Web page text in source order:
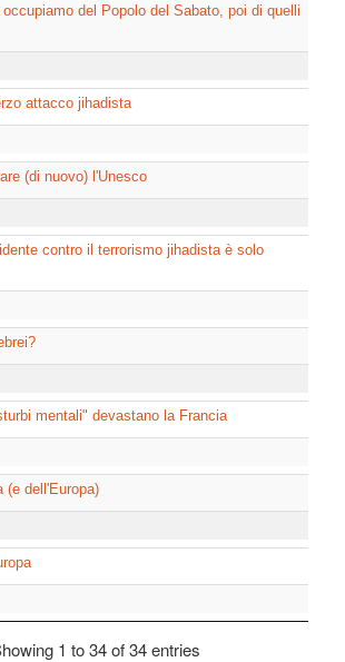
del Popolo del Sabato, poi di quelli
attacco jihadista
(di nuovo) l'Unesco
contro il terrorismo jihadista è solo
mentali" devastano la Francia
(e dell'Europa)
1 to 34 of 34 entries